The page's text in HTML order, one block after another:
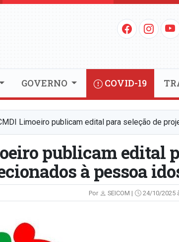
GOVERNO COVID-19
Limoeiro publicam edital para seleção de
publicam edital
à pessoa
Por SEICOM | 24/10/2025